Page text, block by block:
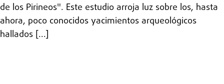
de los Pirineos". Este estudio arroja luz sobre los, hasta
ahora, poco conocidos yacimientos arqueológicos
hallados [...]